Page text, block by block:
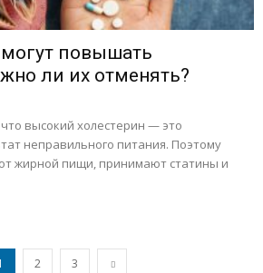
повышать
ли их отменять?
высокий холестерин — это
неправильного питания. Поэтому
жирной пищи, принимают статины и
2 3